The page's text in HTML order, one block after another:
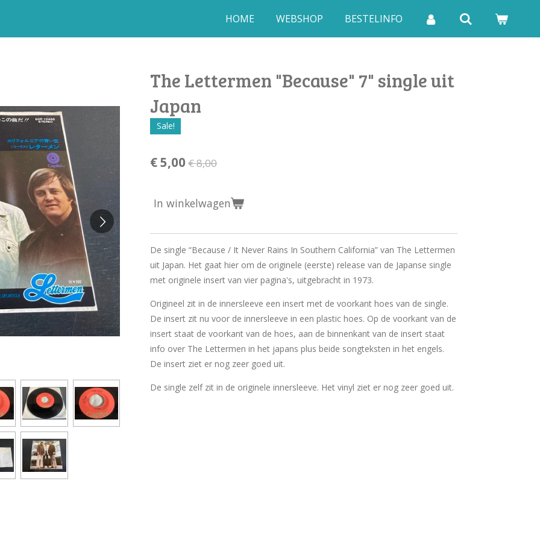
HOME WEBSHOP BESTELINFO
The Lettermen "Because" 7" single uit
Japan
Sale!
€ 5,00 € 8,00
In winkelwagen
De single “Because / It Never Rains In Southern California” van The Lettermen
uit Japan. Het gaat hier om de originele (eerste) release van de Japanse single
met originele insert van vier pagina's, uitgebracht in 1973.
Origineel zit in de innersleeve een insert met de voorkant hoes van de single.
De insert zit nu voor de innersleeve in een plastic hoes. Op de voorkant van de
insert staat de voorkant van de hoes, aan de binnenkant van de insert staat
info over The Lettermen in het japans plus beide songteksten in het engels.
De insert ziet er nog zeer goed uit.
De single zelf zit in de originele innersleeve. Het vinyl ziet er nog zeer goed uit.